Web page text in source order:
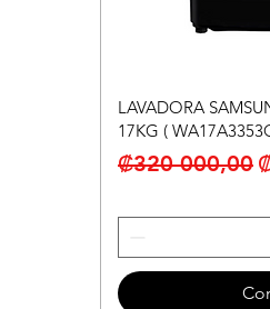
LAVADORA
17KG (
Precio
₡320 000,00